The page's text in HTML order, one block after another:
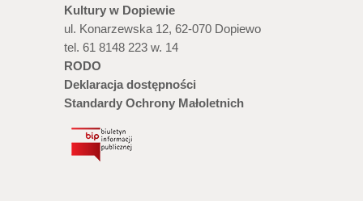
Kultury w Dopiewie
ul. Konarzewska 12, 62-070 Dopiewo
tel. 61 8148 223 w. 14
RODO
Deklaracja dostępności
Standardy Ochrony Małoletnich